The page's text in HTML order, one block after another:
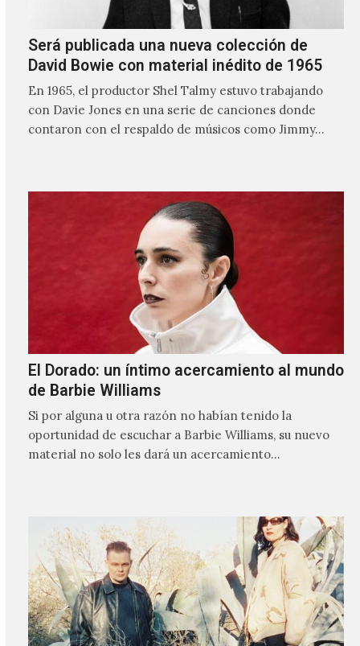
Será publicada una nueva colección de
David Bowie con material inédito de 1965
En 1965, el productor Shel Talmy estuvo trabajando
con Davie Jones en una serie de canciones donde
contaron con el respaldo de músicos como Jimmy…
El Dorado: un íntimo acercamiento al mundo
de Barbie Williams
Si por alguna u otra razón no habían tenido la
oportunidad de escuchar a Barbie Williams, su nuevo
material no solo les dará un acercamiento…